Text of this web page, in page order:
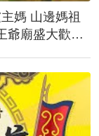
媽 山邊媽祖
爺廟盛大歡